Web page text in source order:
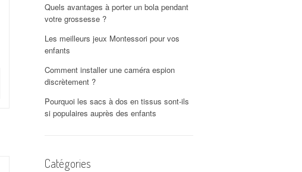
Quels avantages à porter un bola pendant
votre grossesse ?
Les meilleurs jeux Montessori pour vos
enfants
Comment installer une caméra espion
discrètement ?
Pourquoi les sacs à dos en tissus sont-ils
si populaires auprès des enfants
Catégories